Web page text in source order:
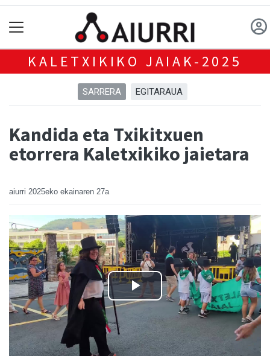
KALETXIKIKO JAIAK-2025
SARRERA EGITARAUA
Kandida eta Txikitxuen
etorrera Kaletxikiko jaietara
aiurri 2025eko ekainaren 27a